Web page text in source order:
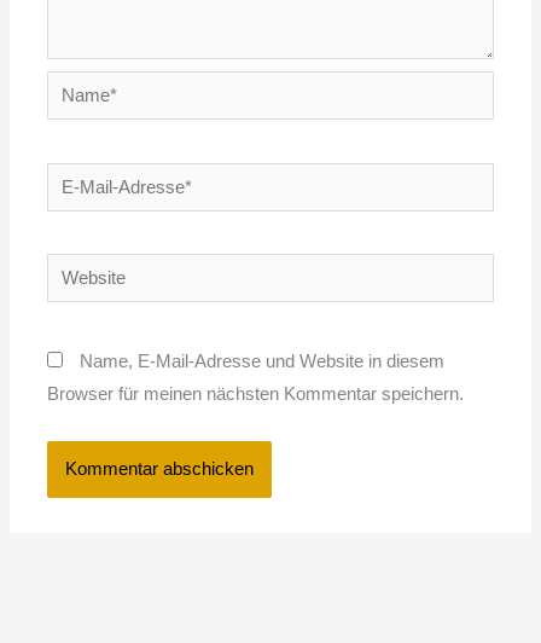
Name*
E-
Mail-
Website
Name, E-Mail-Adresse und Website in diesem
Browser für meinen nächsten Kommentar speichern.